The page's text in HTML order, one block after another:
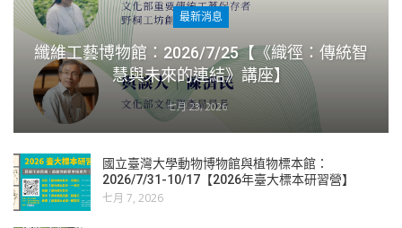
最新消息
纖維工藝博物館：2026/7/25【《織徑：傳統智
慧與未來的連結》講座】
七月 23, 2026
國立臺灣大學動物博物館與植物標本館：
2026/7/31-10/17【2026年臺大標本研習營】
七月 7, 2026